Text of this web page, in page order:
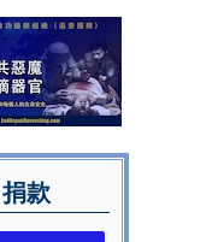
捐款